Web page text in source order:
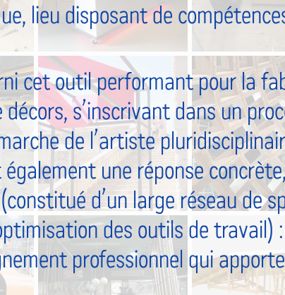
lieu disposant de
cet outil performant pour la
s’inscrivant dans un
de l’artiste
également une réponse
d’un large réseau de
des outils de travail) :
professionnel qui